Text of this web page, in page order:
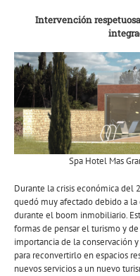
Intervención
Spa Hotel Mas
Durante la crisis económica del
quedó muy afectado debido a
durante el boom inmobiliario.
formas de pensar el turismo y
importancia de la conservación
para reconvertirlo en espacios
nuevos servicios a un nuevo